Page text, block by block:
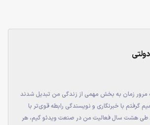
مرور زمان به بخش مهمی از زندگی من تبدیل شدند
گرفتم با خبرنگاری و نویسندگی رابطه قوی‌تر با
طی هشت سال فعالیت من در صنعت ویدئو گیم، هر